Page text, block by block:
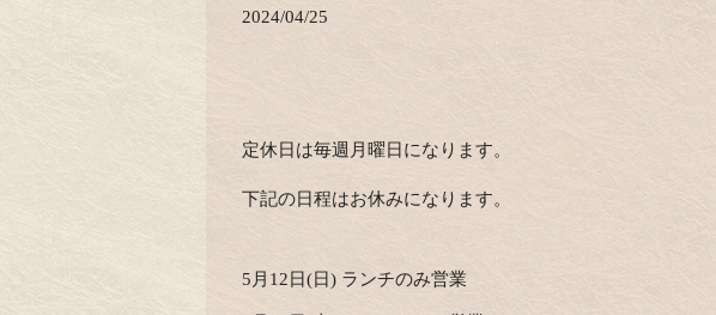
2024/04/25
定休日は毎週月曜日になります。
下記の日程はお休みになります。
5月12日(日) ランチのみ営業